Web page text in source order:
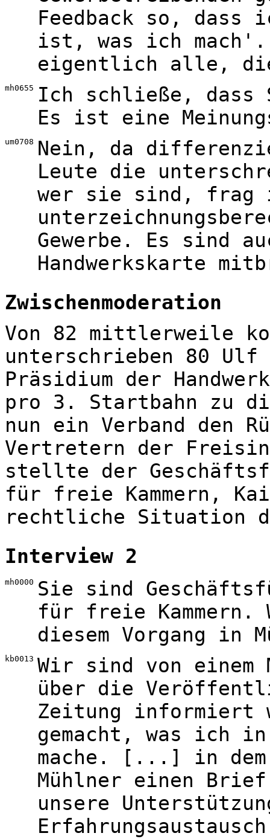
Feedback so,
ist, was ich
eigentlich alle,
mh0655
Ich schließe,
Es ist eine
um0708 Nein, da
Leute die
wer sie sind, frag
Gewerbe. Es sind
Handwerkskarte
Zwischenmoderation
Von 82 mittlerweile
unterschrieben 80 Ulf
Präsidium der
pro 3. Startbahn zu
nun ein Verband den
Vertretern der
stellte der
für freie Kammern,
rechtliche Situation
Interview 2
mh0000 Sie sind
für freie Kammern.
diesem Vorgang in
kb0013 Wir sind von
über die
Zeitung informiert
gemacht, was ich
mache. [...] in
Mühlner einen Brief
unsere